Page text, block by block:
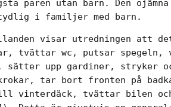
paren utan barn. Den ojämna
i familjer med barn.
visar utredningen att
tvättar wc, putsar spegeln,
upp gardiner, stryker
tar bort fronten på
tvättar bilen och